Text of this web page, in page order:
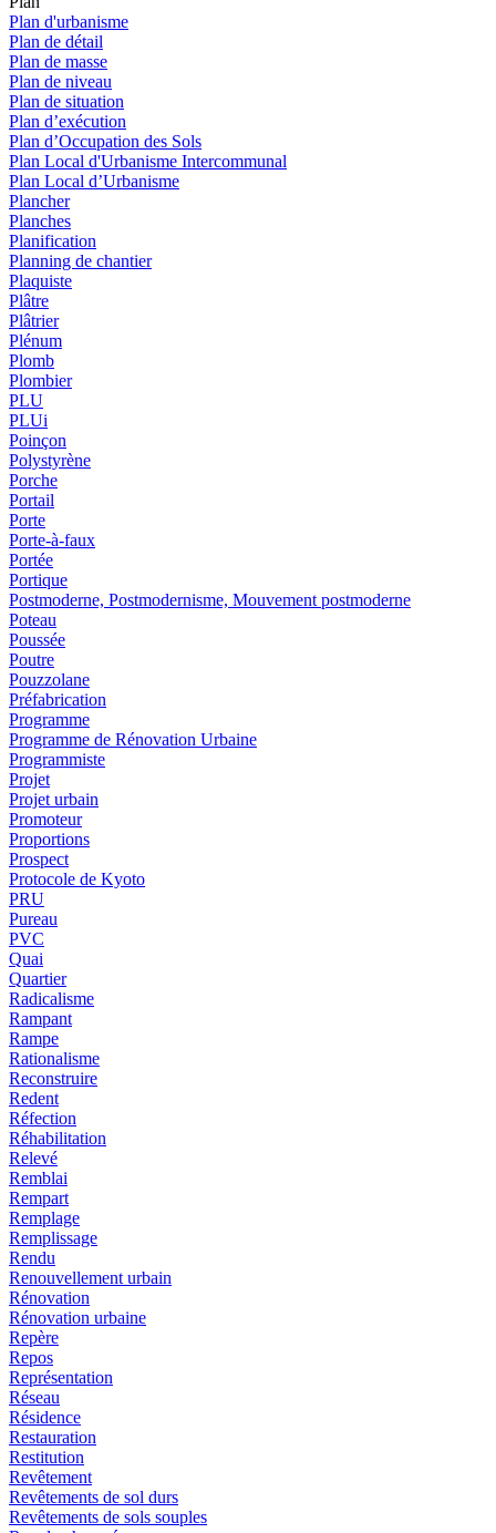
Plan d'urbanisme
Plan de détail
Plan de masse
Plan de niveau
Plan de situation
Plan d’exécution
Plan d’Occupation des Sols
Plan Local d'Urbanisme Intercommunal
Plan Local d’Urbanisme
Plancher
Planches
Planification
Planning de chantier
Plaquiste
Plâtre
Plâtrier
Plénum
Plomb
Plombier
PLU
PLUi
Poinçon
Polystyrène
Porche
Portail
Porte
Porte-à-faux
Portée
Portique
Postmoderne, Postmodernisme, Mouvement postmoderne
Poteau
Poussée
Poutre
Pouzzolane
Préfabrication
Programme
Programme de Rénovation Urbaine
Programmiste
Projet
Projet urbain
Promoteur
Proportions
Prospect
Protocole de Kyoto
PRU
Pureau
PVC
Quai
Quartier
Radicalisme
Rampant
Rampe
Rationalisme
Reconstruire
Redent
Réfection
Réhabilitation
Relevé
Remblai
Rempart
Remplage
Remplissage
Rendu
Renouvellement urbain
Rénovation
Rénovation urbaine
Repère
Repos
Représentation
Réseau
Résidence
Restauration
Restitution
Revêtement
Revêtements de sol durs
Revêtements de sols souples